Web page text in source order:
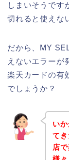
しまいそうです
切れると使えな
だから、MY
えないエラーが
楽天カードの有
でしょうか？
い
て
店